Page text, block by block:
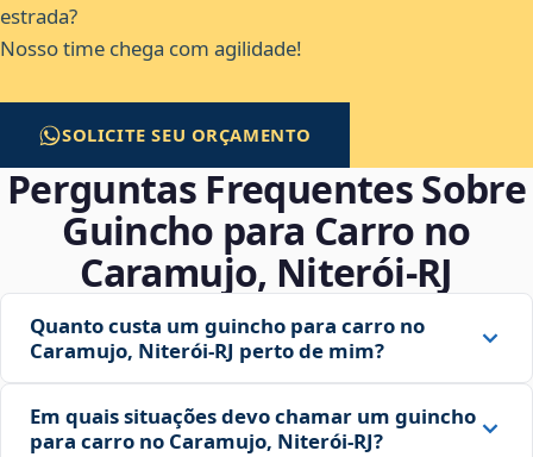
estrada?
Nosso time chega com agilidade!
SOLICITE SEU ORÇAMENTO
Perguntas Frequentes Sobre
Guincho para Carro no
Caramujo, Niterói‑RJ
Quanto custa um guincho para carro no
Caramujo, Niterói‑RJ perto de mim?
Em quais situações devo chamar um guincho
para carro no Caramujo, Niterói‑RJ?